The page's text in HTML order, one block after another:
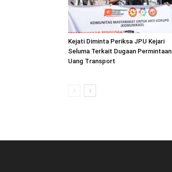
Kejati Diminta Periksa JPU Kejari
Seluma Terkait Dugaan Permintaan
Uang Transport